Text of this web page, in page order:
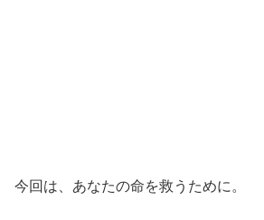
今回は、あなたの命を救うために。